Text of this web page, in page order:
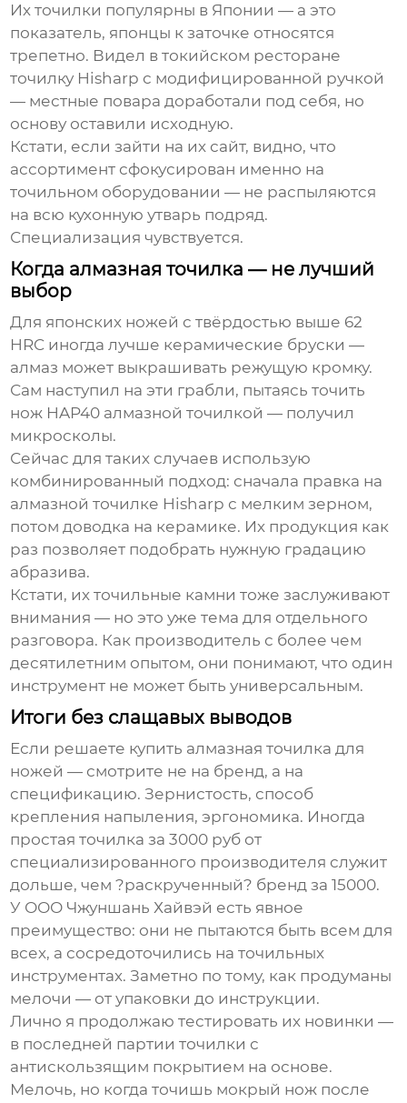
Их точилки популярны в Японии — а это
показатель, японцы к заточке относятся
трепетно. Видел в токийском ресторане
точилку Hisharp с модифицированной ручкой
— местные повара доработали под себя, но
основу оставили исходную.
Кстати, если зайти на их сайт, видно, что
ассортимент сфокусирован именно на
точильном оборудовании — не распыляются
на всю кухонную утварь подряд.
Специализация чувствуется.
Когда алмазная точилка — не лучший
выбор
Для японских ножей с твёрдостью выше 62
HRC иногда лучше керамические бруски —
алмаз может выкрашивать режущую кромку.
Сам наступил на эти грабли, пытаясь точить
нож HAP40 алмазной точилкой — получил
микросколы.
Сейчас для таких случаев использую
комбинированный подход: сначала правка на
алмазной точилке Hisharp с мелким зерном,
потом доводка на керамике. Их продукция как
раз позволяет подобрать нужную градацию
абразива.
Кстати, их точильные камни тоже заслуживают
внимания — но это уже тема для отдельного
разговора. Как производитель с более чем
десятилетним опытом, они понимают, что один
инструмент не может быть универсальным.
Итоги без слащавых выводов
Если решаете купить алмазная точилка для
ножей — смотрите не на бренд, а на
спецификацию. Зернистость, способ
крепления напыления, эргономика. Иногда
простая точилка за 3000 руб от
специализированного производителя служит
дольше, чем ?раскрученный? бренд за 15000.
У ООО Чжуншань Хайвэй есть явное
преимущество: они не пытаются быть всем для
всех, а сосредоточились на точильных
инструментах. Заметно по тому, как продуманы
мелочи — от упаковки до инструкции.
Лично я продолжаю тестировать их новинки —
в последней партии точилки с
антискользящим покрытием на основе.
Мелочь, но когда точишь мокрый нож после